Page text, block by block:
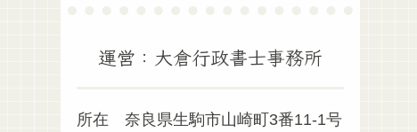
運営：大倉行政書士事務所
所在 奈良県生駒市山崎町3番11-1号